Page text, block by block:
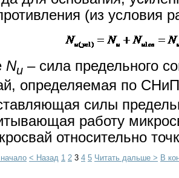
(из условия
Nu – сила предельного
определяемая по
силы
работу
относительно
< Назад 1 2 3 4 5 Читать дальше > В